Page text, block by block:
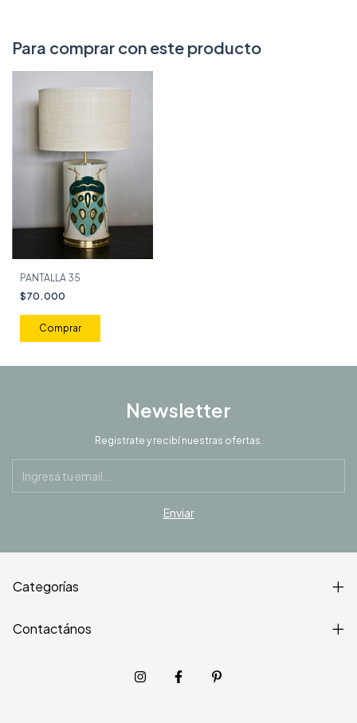
Para comprar con este producto
PANTALLA 35
$70.000
Comprar
Newsletter
Registrate y recibí nuestras ofertas.
Categorías
Contactános